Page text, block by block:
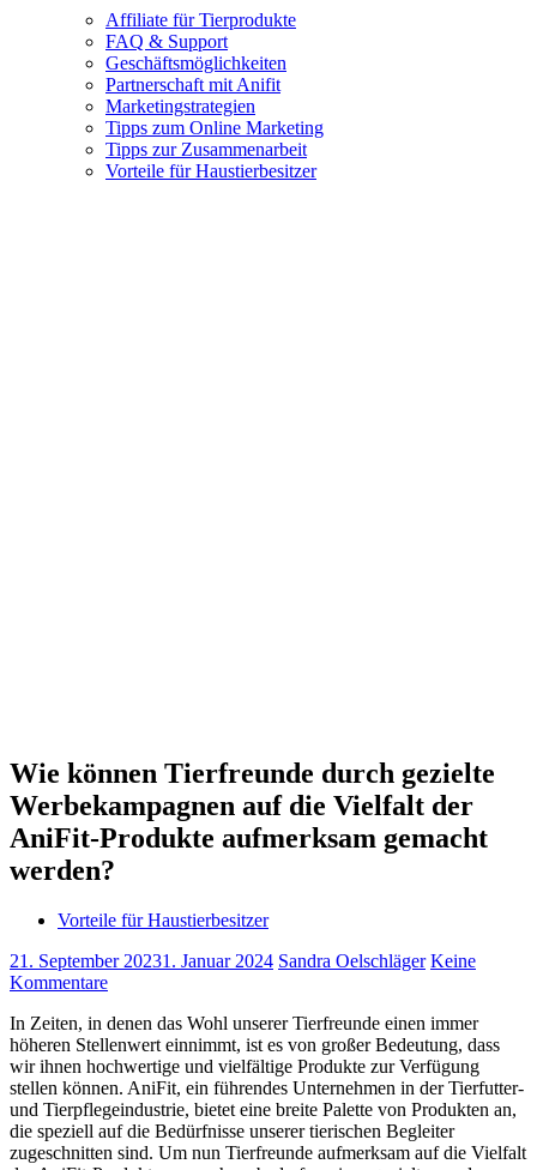
Affiliate für Tierprodukte
FAQ & Support
Geschäftsmöglichkeiten
Partnerschaft mit Anifit
Marketingstrategien
Tipps zum Online Marketing
Tipps zur Zusammenarbeit
Vorteile für Haustierbesitzer
Wie können Tierfreunde durch gezielte
Werbekampagnen auf die Vielfalt der
AniFit-Produkte aufmerksam gemacht
werden?
Vorteile für Haustierbesitzer
21. September 20231. Januar 2024 Sandra Oelschläger Keine
Kommentare
In Zeiten, in denen das Wohl unserer Tierfreunde einen immer
höheren Stellenwert einnimmt, ist es von großer Bedeutung, dass
wir ihnen hochwertige und vielfältige Produkte zur Verfügung
stellen können. AniFit, ein führendes Unternehmen in der Tierfutter-
und Tierpflegeindustrie, bietet eine breite Palette von Produkten an,
die speziell auf die Bedürfnisse unserer tierischen Begleiter
zugeschnitten sind. Um nun Tierfreunde aufmerksam auf die Vielfalt